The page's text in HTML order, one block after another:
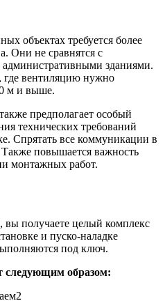
объектах требуется более
Они не сравнятся с
зданиями.
где вентиляцию нужно
м и выше.
предполагает особый
технических требований
Спрятать все коммуникации в
повышается важность
монтажных работ.
получаете целый комплекс
и пуско-наладке
под ключ.
следующим образом: